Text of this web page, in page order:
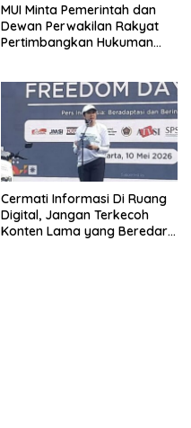
MUI Minta Pemerintah dan
Dewan Perwakilan Rakyat
Pertimbangkan Hukuman
Cermati Informasi Di Ruang
Digital, Jangan Terkecoh
Konten Lama yang Beredar